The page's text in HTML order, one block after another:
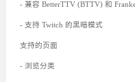
- 兼容 BetterTTV (BTTV) 和
- 支持 Twitch 的黑暗模式
支持的页面
- 浏览分类